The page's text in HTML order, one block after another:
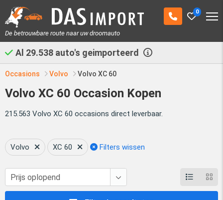
0
De betrouwbare route naar uw droomauto
Al 29.538 auto's geimporteerd
Occasions Volvo Volvo XC 60
Volvo XC 60 Occasion Kopen
215.563 Volvo XC 60 occasions direct leverbaar.
Volvo XC 60 Filters wissen